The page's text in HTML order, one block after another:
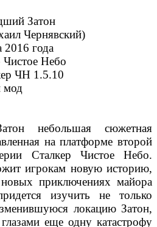
Затон
Чернявский)
2016 года
Небо
ЧН 1.5.10
мод
небольшая сюжетная
на платформе второй
Сталкер Чистое Небо.
игрокам новую историю,
приключениях майора
изучить не только
локацию Затон,
еще одну катастрофу